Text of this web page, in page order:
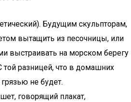
Будущим скульпторам,
вытащить из песочницы, или
выстраивать на морском берегу
той разницей, что в домашних
не будет.
говорящий плакат,